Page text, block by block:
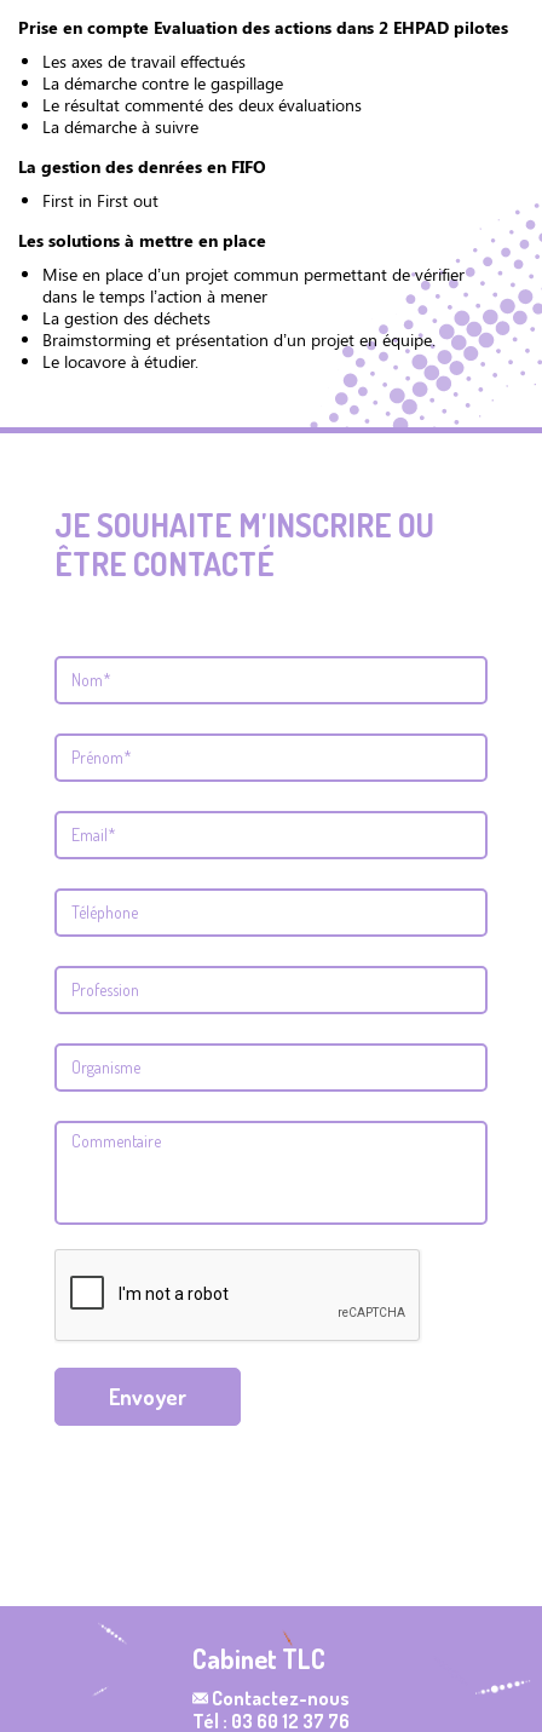
Prise en compte Evaluation des actions dans 2 EHPAD pilotes
Les axes de travail effectués
La démarche contre le gaspillage
Le résultat commenté des deux évaluations
La démarche à suivre
La gestion des denrées en FIFO
First in First out
Les solutions à mettre en place
Mise en place d’un projet commun permettant de vérifier
dans le temps l’action à mener
La gestion des déchets
Braimstorming et présentation d’un projet en équipe.
Le locavore à étudier.
JE SOUHAITE M'INSCRIRE OU
ÊTRE CONTACTÉ
Envoyer
Cabinet TLC
Contactez-nous
Tél : 03 60 12 37 76